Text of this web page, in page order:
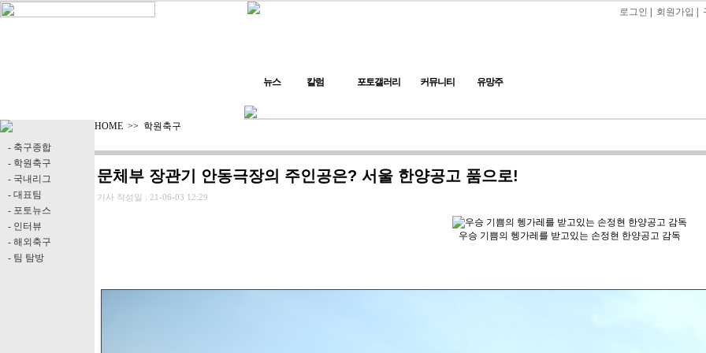
로그인 회원가입
뉴스 칼럼 포토갤러리 커뮤니티 유망주
- 축구종합
- 학원축구
- 국내리그
- 대표팀
- 포토뉴스
- 인터뷰
- 해외축구
- 팀 탐방
HOME >> 학원축구
문체부 장관기 안동극장의 주인공은? 서울 한양공고 품으로!
기사 작성일 : 21-06-03 12:29
우승 기쁨의 헹가레를 받고있는 손정현 한양공고 감독